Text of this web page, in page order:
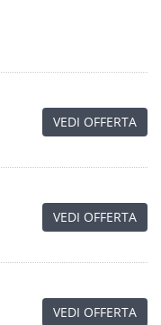
VEDI OFFERTA
VEDI OFFERTA
VEDI OFFERTA